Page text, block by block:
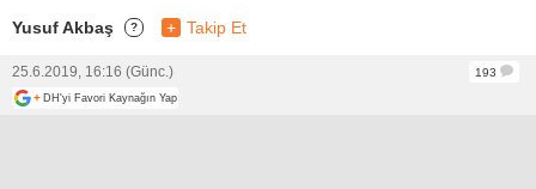
Yusuf Akbaş ? + Takip Et
25.6.2019, 16:16 (Günc.)
193
+ DH'yi Favori Kaynağın Yap